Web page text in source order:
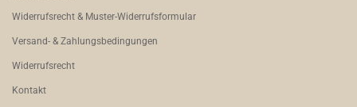
Widerrufsrecht & Muster-Widerrufsformular
Versand- & Zahlungsbedingungen
Widerrufsrecht
Kontakt